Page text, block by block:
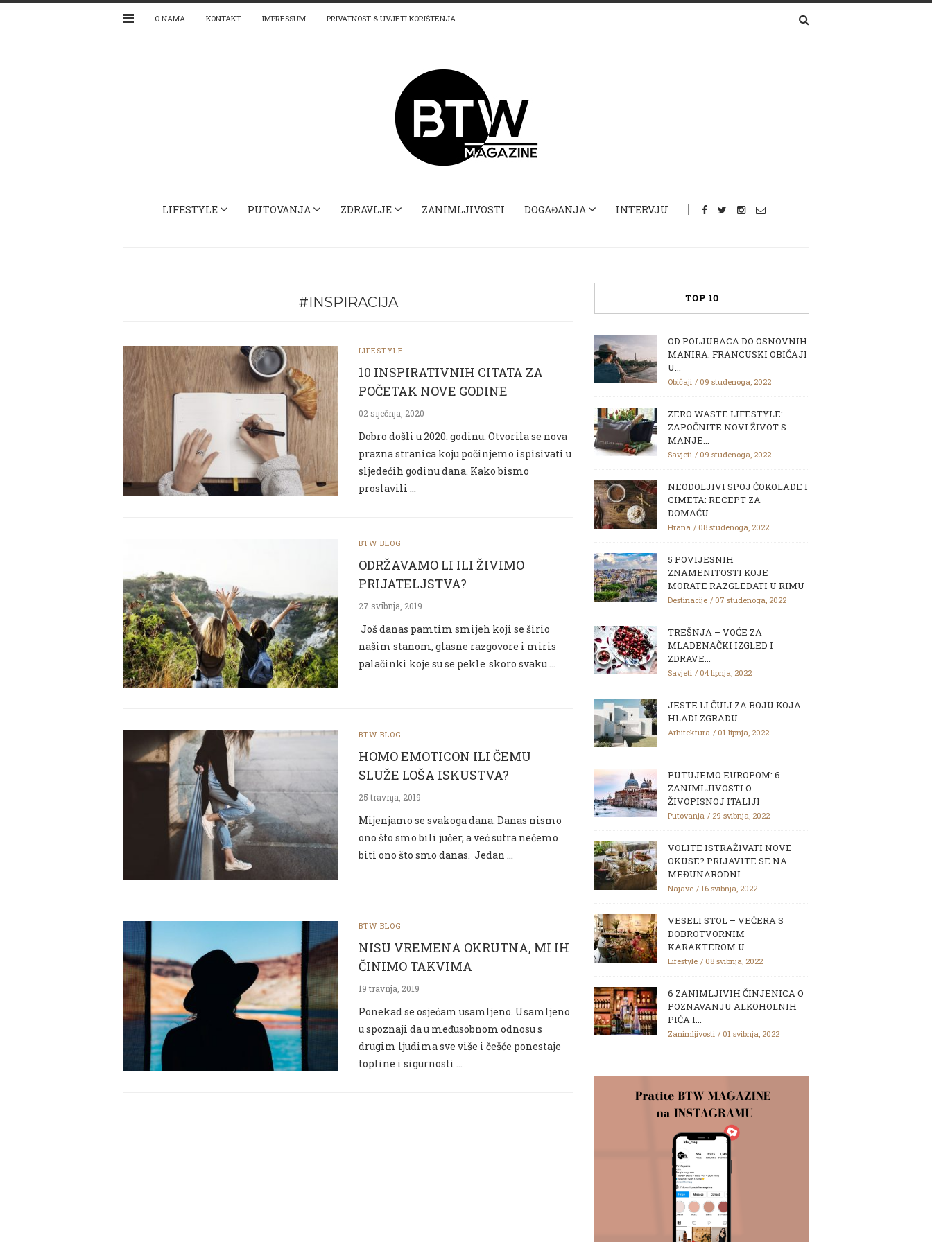
O NAMA KONTAKT IMPRESSUM PRIVATNOST & UVJETI KORIŠTENJA
LIFESTYLE PUTOVANJA ZDRAVLJE ZANIMLJIVOSTI DOGAĐANJA INTERVJU
#INSPIRACIJA
LIFESTYLE
10 INSPIRATIVNIH CITATA ZA
POČETAK NOVE GODINE
02 siječnja, 2020
Dobro došli u 2020. godinu. Otvorila se nova
prazna stranica koju počinjemo ispisivati u
sljedećih godinu dana. Kako bismo
proslavili …
BTW BLOG
ODRŽAVAMO LI ILI ŽIVIMO
PRIJATELJSTVA?
27 svibnja, 2019
Još danas pamtim smijeh koji se širio
našim stanom, glasne razgovore i miris
palačinki koje su se pekle skoro svaku …
BTW BLOG
HOMO EMOTICON ILI ČEMU
SLUŽE LOŠA ISKUSTVA?
25 travnja, 2019
Mijenjamo se svakoga dana. Danas nismo
ono što smo bili jučer, a već sutra nećemo
biti ono što smo danas. Jedan …
BTW BLOG
NISU VREMENA OKRUTNA, MI IH
ČINIMO TAKVIMA
19 travnja, 2019
Ponekad se osjećam usamljeno. Usamljeno
u spoznaji da u međusobnom odnosu s
drugim ljudima sve više i češće ponestaje
topline i sigurnosti …
TOP 10
OD POLJUBACA DO OSNOVNIH
MANIRA: FRANCUSKI OBIČAJI
U...
Običaji 09 studenoga, 2022
ZERO WASTE LIFESTYLE:
ZAPOČNITE NOVI ŽIVOT S
MANJE...
Savjeti 09 studenoga, 2022
NEODOLJIVI SPOJ ČOKOLADE I
CIMETA: RECEPT ZA
DOMAĆU...
Hrana 08 studenoga, 2022
5 POVIJESNIH
ZNAMENITOSTI KOJE
MORATE RAZGLEDATI U RIMU
Destinacije 07 studenoga, 2022
TREŠNJA – VOĆE ZA
MLADENAČKI IZGLED I
ZDRAVE...
Savjeti 04 lipnja, 2022
JESTE LI ČULI ZA BOJU KOJA
HLADI ZGRADU...
Arhitektura 01 lipnja, 2022
PUTUJEMO EUROPOM: 6
ZANIMLJIVOSTI O
ŽIVOPISNOJ ITALIJI
Putovanja 29 svibnja, 2022
VOLITE ISTRAŽIVATI NOVE
OKUSE? PRIJAVITE SE NA
MEĐUNARODNI...
Najave 16 svibnja, 2022
VESELI STOL – VEČERA S
DOBROTVORNIM
KARAKTEROM U...
Lifestyle 08 svibnja, 2022
6 ZANIMLJIVIH ČINJENICA O
POZNAVANJU ALKOHOLNIH
PIĆA I...
Zanimljivosti 01 svibnja, 2022